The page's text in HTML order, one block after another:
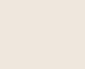
external website)